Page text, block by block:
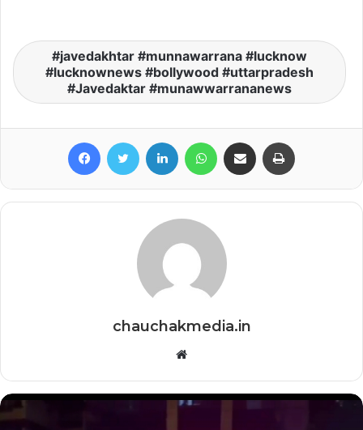
javedakhtar #munnawarrana #lucknow
#lucknownews #bollywood #uttarpradesh
#Javedaktar #munawwarrananews
FacebookTwitter LinkedIn WhatsAppShare via Email
chauchakmedia.in
Website